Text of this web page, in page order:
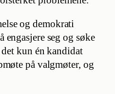
og demokrati
engasjere seg og søke
kun én kandidat
på valgmøter, og